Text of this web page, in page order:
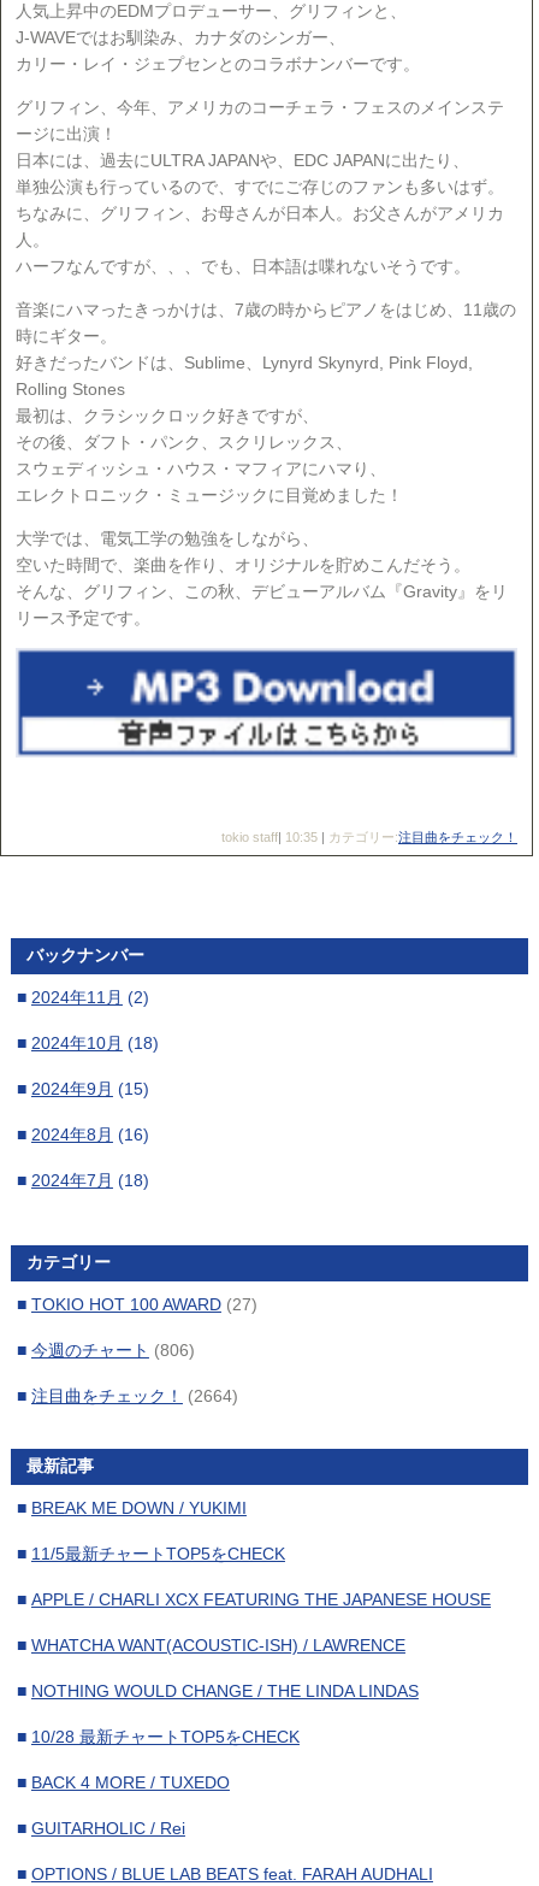
人気上昇中のEDMプロデューサー、グリフィンと、
J-WAVEではお馴染み、カナダのシンガー、
カリー・レイ・ジェプセンとのコラボナンバーです。
グリフィン、今年、アメリカのコーチェラ・フェスのメインステ
ージに出演！
日本には、過去にULTRA JAPANや、EDC JAPANに出たり、
単独公演も行っているので、すでにご存じのファンも多いはず。
ちなみに、グリフィン、お母さんが日本人。お父さんがアメリカ
人。
ハーフなんですが、、、でも、日本語は喋れないそうです。
音楽にハマったきっかけは、7歳の時からピアノをはじめ、11歳の
時にギター。
好きだったバンドは、Sublime、Lynyrd Skynyrd, Pink Floyd,
Rolling Stones
最初は、クラシックロック好きですが、
その後、ダフト・パンク、スクリレックス、
スウェディッシュ・ハウス・マフィアにハマり、
エレクトロニック・ミュージックに目覚めました！
大学では、電気工学の勉強をしながら、
空いた時間で、楽曲を作り、オリジナルを貯めこんだそう。
そんな、グリフィン、この秋、デビューアルバム『Gravity』をリ
リース予定です。
tokio staff| 10:35 | カテゴリー:注目曲をチェック！
バックナンバー
■ 2024年11月 (2)
■ 2024年10月 (18)
■ 2024年9月 (15)
■ 2024年8月 (16)
■ 2024年7月 (18)
■2024年5月
2024年4月(17)
2024年3月(15)
2024年2月(16)
■2024年1月(17)
■ 2023年12月 (16)
■ 2023年11月(17)
■ 2023年10月 (17)
■ 2023年9月 (15)
■ 2023年8月 (19)
■ 2023年7月(16)
■ 2023年6月(17)
■ 2023年5月(18)
■ 2023年4月 (16)
カテゴリー
■ TOKIO HOT 100 AWARD(27)
■ 今週のチャート (806)
■ 注目曲をチェック！ (2664)
最新記事
■ BREAK ME DOWN / YUKIMI
■ 11/5最新チャートTOP5をCHECK
■ APPLE / CHARLI XCX FEATURING THE JAPANESE HOUSE
■ WHATCHA WANT(ACOUSTIC-ISH) / LAWRENCE
■ NOTHING WOULD CHANGE / THE LINDA LINDAS
■ 10/28 最新チャートTOP5をCHECK
■ BACK 4 MORE / TUXEDO
■ GUITARHOLIC / Rei
■ OPTIONS / BLUE LAB BEATS feat. FARAH AUDHALI